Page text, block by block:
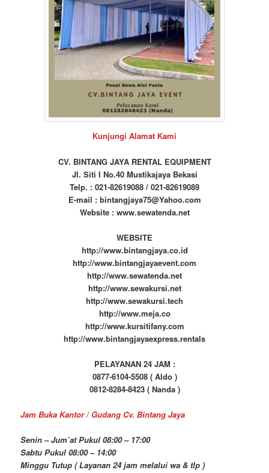
Kunjungi Alamat Kami
CV. BINTANG JAYA RENTAL EQUIPMENT
Jl. Siti I No.40 Mustikajaya Bekasi
Telp. : 021-82619088 / 021-82619089
E-mail : bintangjaya75@Yahoo.com
Website : www.sewatenda.net
WEBSITE
http://www.bintangjaya.co.id
http://www.bintangjayaevent.com
http://www.sewatenda.net
http://www.sewakursi.net
http://www.sewakursi.tech
http://www.meja.co
http://www.kursitifany.com
http://www.bintangjayaexpress.rentals
PELAYANAN 24 JAM :
0877-6104-5508 ( Aldo )
0812-8284-8423 ( Nanda )
Jam Buka Kantor / Gudang Cv. Bintang Jaya
Senin – Jum’at Pukul 08:00 – 17:00
Sabtu Pukul 08:00 – 14:00
Minggu Tutup ( Layanan 24 jam melalui wa & tlp )